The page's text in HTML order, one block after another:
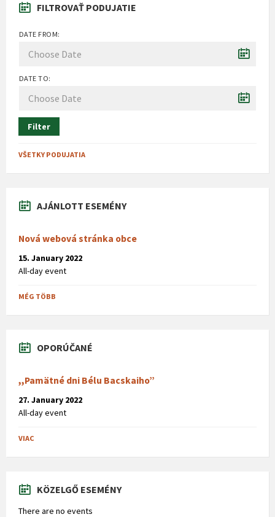
FILTROVAŤ PODUJATIE
DATE FROM:
DATE TO:
Filter
VŠETKY PODUJATIA
AJÁNLOTT ESEMÉNY
Nová webová stránka obce
15. January 2022
All-day event
MÉG TÖBB
OPORÚČANÉ
,,Pamätné dni Bélu Bacskaiho”
27. January 2022
All-day event
VIAC
KÖZELGŐ ESEMÉNY
There are no events